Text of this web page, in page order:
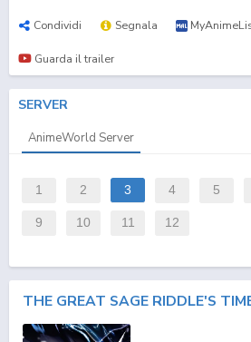
Condividi Segnala
Guarda il trailer
SERVER
AnimeWorld Server
1 2 3 4 5
9 10 11 12
THE GREAT SAGE RIDDLE'S